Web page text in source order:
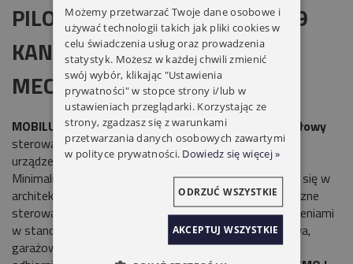
PILOT MOBILUS COSMO HM 99
KANAŁÓW KLAWIATURA
MECHANICZNA
MOBILUS COSMO | HM1to nowoczesny pilot
1-kanałowy
sterowany klasycznymi przyciskami, współpracujący z
urządzeniami w standardzie komunikacjiCOSMO.
Minimalistyczna stylistyka sprawia, że idealnie wpisuje się w
architekturę nowoczesnych domów i mieszkań. Klasyczne
sterowanie za pomocą przycisków. Sterowanie urządzeniami
w standardzie komunikacji
COSMOnp.: brama wjazdowa,
garażowa, roleta, markiz, oświetlenie, elektrozawory,
Możemy przetwarzać Twoje dane osobowe i
używać technologii takich jak pliki cookies w
celu świadczenia usług oraz prowadzenia
statystyk. Możesz w każdej chwili zmienić
swój wybór, klikając "Ustawienia
prywatności" w stopce strony i/lub w
ustawieniach przeglądarki. Korzystając ze
strony, zgadzasz się z warunkami
przetwarzania danych osobowych zawartymi
w polityce prywatności. Dowiedz się więcej »
AKCEPTUJ WSZYSTKIE
ODRZUĆ WSZYSTKIE